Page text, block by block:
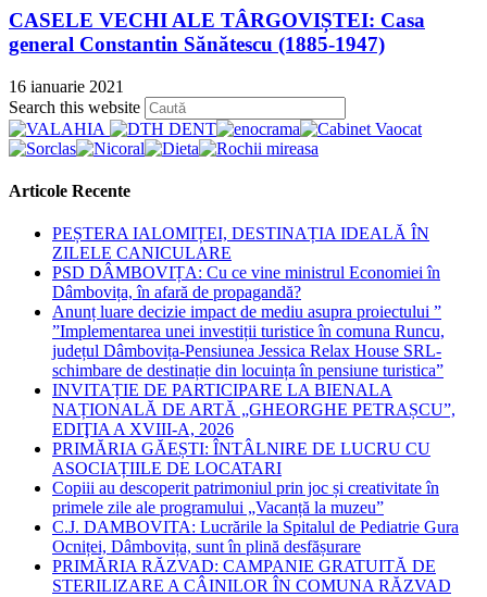
CASELE VECHI ALE TÂRGOVIȘTEI: Casa
general Constantin Sănătescu (1885-1947)
16 ianuarie 2021
Search this website
Escape
Articole Recente
PEȘTERA IALOMIȚEI, DESTINAȚIA IDEALĂ ÎN
ZILELE CANICULARE
PSD DÂMBOVIȚA: Cu ce vine ministrul Economiei în
Dâmbovița, în afară de propagandă?
Anunț luare decizie impact de mediu asupra proiectului ”
”Implementarea unei investiții turistice în comuna Runcu,
județul Dâmbovița-Pensiunea Jessica Relax House SRL-
schimbare de destinație din locuința în pensiune turistica”
INVITAȚIE DE PARTICIPARE LA BIENALA
NAȚIONALĂ DE ARTĂ „GHEORGHE PETRAȘCU”,
EDIŢIA A XVIII-A, 2026
PRIMĂRIA GĂEȘTI: ÎNTÂLNIRE DE LUCRU CU
ASOCIAȚIILE DE LOCATARI
Copiii au descoperit patrimoniul prin joc și creativitate în
primele zile ale programului „Vacanță la muzeu”
C.J. DAMBOVITA: Lucrările la Spitalul de Pediatrie Gura
Ocniței, Dâmbovița, sunt în plină desfășurare
PRIMĂRIA RĂZVAD: CAMPANIE GRATUITĂ DE
STERILIZARE A CÂINILOR ÎN COMUNA RĂZVAD